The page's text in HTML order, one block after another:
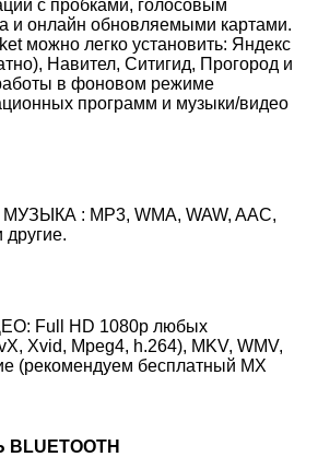
с пробками, голосовым
и онлайн обновляемыми картами.
можно легко установить: Яндекс
Навител, Ситигид, Прогород и
в фоновом режиме
программ и музыки/видео
: MP3, WMA, WAW, AAC,
другие.
Full HD 1080p любых
Xvid, Mpeg4, h.264), MKV, WMV,
(рекомендуем бесплатный MX